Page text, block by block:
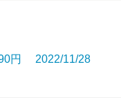
円 2022/11/28